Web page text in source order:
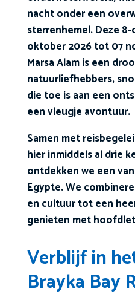
nacht onder een
sterrenhemel. Deze 8-
oktober 2026 tot 07
Marsa Alam is een
natuurliefhebbers,
die toe is aan een
een vleugje avontuur.
Samen met
hier inmiddels al drie
ontdekken we een
Egypte. We
en cultuur tot een
genieten met
Verblijf in
Brayka Bay